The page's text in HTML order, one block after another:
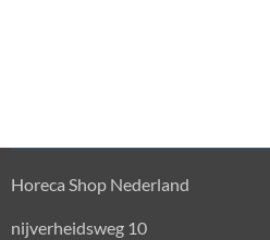
Horeca Shop Nederland
nijverheidsweg 10